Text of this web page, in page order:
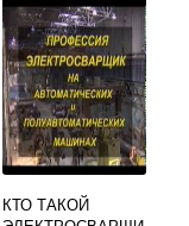
ДЕЙСТВИЯ
КТО ТАКОЙ